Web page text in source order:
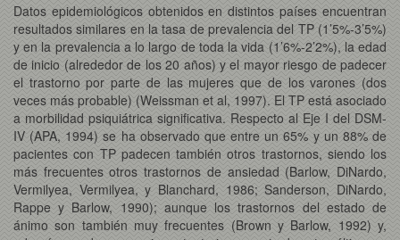
Datos epidemiológicos obtenidos en distintos países encuentran
resultados similares en la tasa de prevalencia del TP (1’5%-3’5%)
y en la prevalencia a lo largo de toda la vida (1’6%-2’2%), la edad
de inicio (alrededor de los 20 años) y el mayor riesgo de padecer
el trastorno por parte de las mujeres que de los varones (dos
veces más probable) (Weissman et al, 1997). El TP está asociado
a morbilidad psiquiátrica significativa. Respecto al Eje I del DSM-
IV (APA, 1994) se ha observado que entre un 65% y un 88% de
pacientes con TP padecen también otros trastornos, siendo los
más frecuentes otros trastornos de ansiedad (Barlow, DiNardo,
Vermilyea, Vermilyea, y Blanchard, 1986; Sanderson, DiNardo,
Rappe y Barlow, 1990); aunque los trastornos del estado de
ánimo son también muy frecuentes (Brown y Barlow, 1992) y,